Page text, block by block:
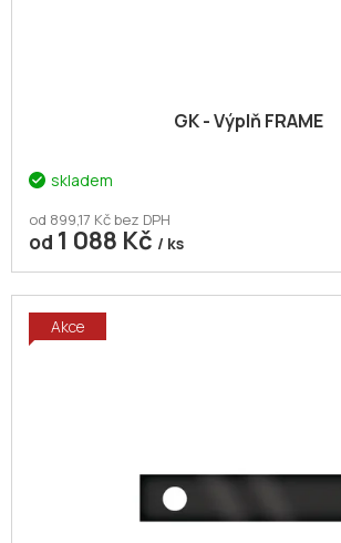
GK - Výplň FRAME
skladem
od 899,17 Kč bez DPH
od 1 088 Kč / ks
Akce